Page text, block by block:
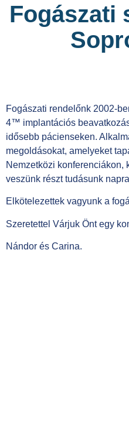
Fogászati
Fogászati rendelőnk 2002-
4™ implantációs
idősebb pácienseken.
megoldásokat, amelyeket
Nemzetközi konferenciákon,
veszünk részt tudásunk
Elkötelezettek vagyunk a
Szeretettel Várjuk Önt egy
Nándor és Carina.